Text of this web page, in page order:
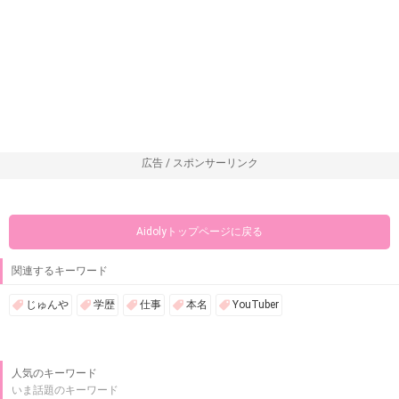
広告 / スポンサーリンク
Aidolyトップページに戻る
関連するキーワード
じゅんや 学歴 仕事 本名 YouTuber
人気のキーワード
いま話題のキーワード